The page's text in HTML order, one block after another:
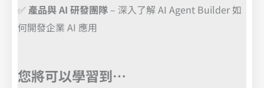
✅ 產品與 AI 研發團隊– 深入了解 AI Agent Builder 如
何開發企業 AI 應用
您將可以學習到…